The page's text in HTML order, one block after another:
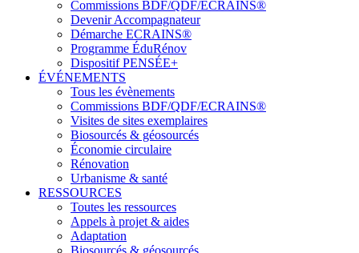
Commissions BDF/QDF/ECRAINS®
Devenir Accompagnateur
Démarche ECRAINS®
Programme ÉduRénov
Dispositif PENSÉE+
ÉVÉNEMENTS
Tous les évènements
Commissions BDF/QDF/ECRAINS®
Visites de sites exemplaires
Biosourcés & géosourcés
Économie circulaire
Rénovation
Urbanisme & santé
RESSOURCES
Toutes les ressources
Appels à projet & aides
Adaptation
Biosourcés & géosourcés